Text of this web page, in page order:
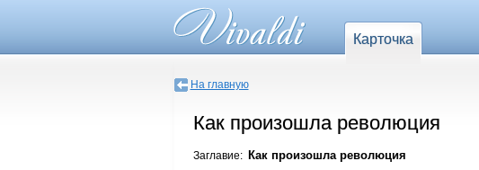
Карточка
На главную
Как произошла революция
Заглавие: Как произошла революция